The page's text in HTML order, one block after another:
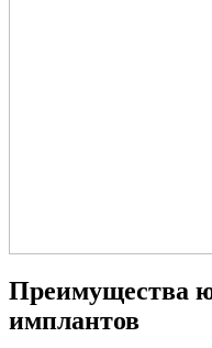
Преимущества
имплантов